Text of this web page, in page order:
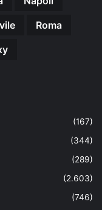
Roma
(167)
(344)
(289)
(2.603)
(746)